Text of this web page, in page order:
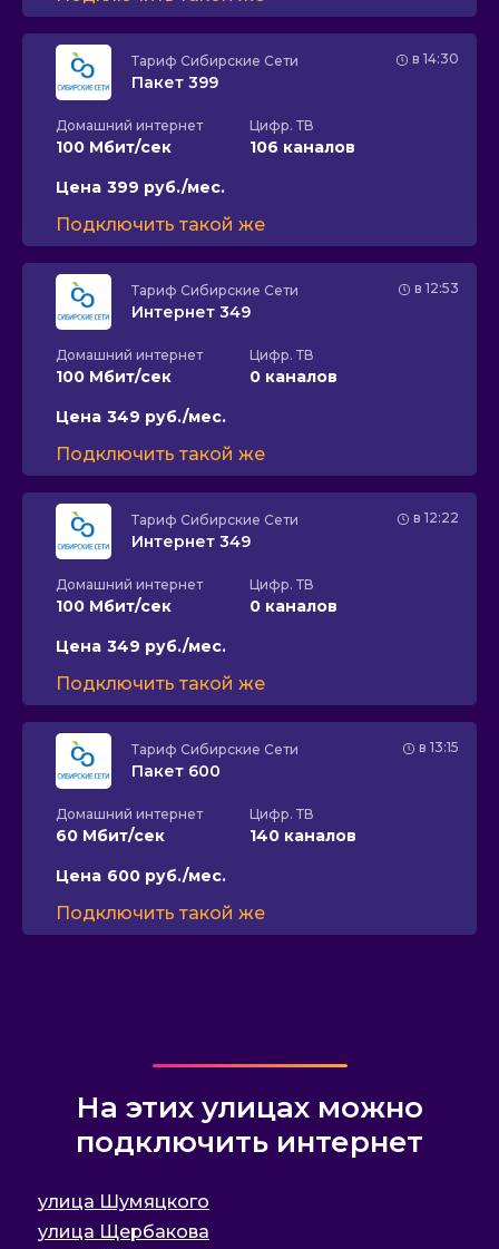
в 14:30
Тариф Сибирские Сети
Пакет 399
Домашний интернет
100 Мбит/сек
Цифр. ТВ
106 каналов
Цена 399 руб./мес.
Подключить такой же
в 12:53
Тариф Сибирские Сети
Интернет 349
Домашний интернет
100 Мбит/сек
Цифр. ТВ
0 каналов
Цена 349 руб./мес.
Подключить такой же
в 12:22
Тариф Сибирские Сети
Интернет 349
Домашний интернет
100 Мбит/сек
Цифр. ТВ
0 каналов
Цена 349 руб./мес.
Подключить такой же
в 13:15
Тариф Сибирские Сети
Пакет 600
Домашний интернет
60 Мбит/сек
Цифр. ТВ
140 каналов
Цена 600 руб./мес.
Подключить такой же
На этих улицах можно
подключить интернет
улица Шумяцкого
улица Щербакова